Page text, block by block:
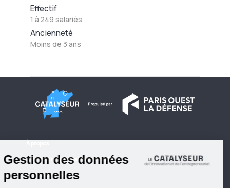
Effectif
1 à 249 salariés
Ancienneté
Moins de 3 ans
Conditions générales d'utilisation
Contactez-nous